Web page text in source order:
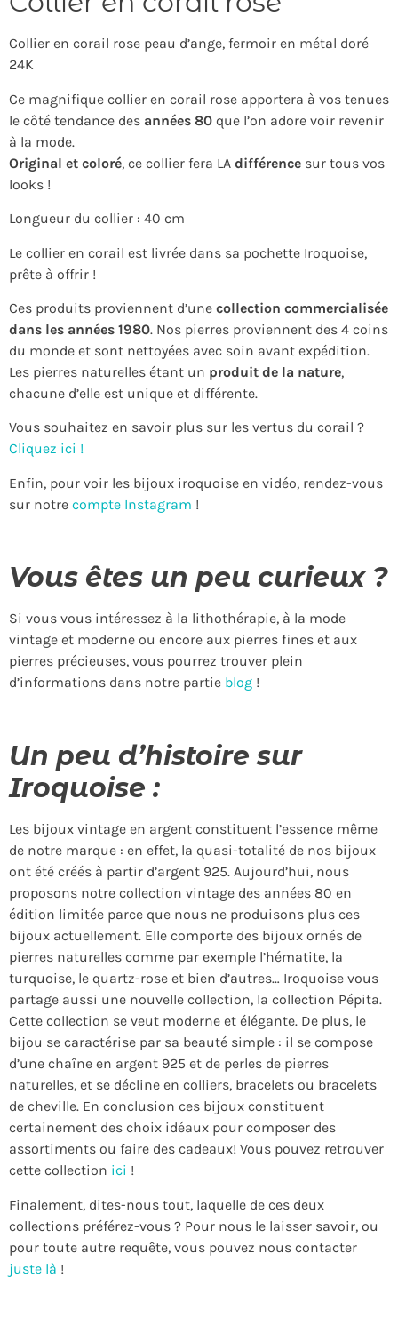
Collier en corail rose peau d’ange, fermoir en métal doré
24K
Ce magnifique collier en corail rose apportera à vos tenues
le côté tendance des années 80 que l’on adore voir revenir
à la mode.
Original et coloré, ce collier fera LA différence sur tous vos
looks !
Longueur du collier : 40 cm
Le collier en corail est livrée dans sa pochette Iroquoise,
prête à offrir !
Ces produits proviennent d’une collection commercialisée
dans les années 1980. Nos pierres proviennent des 4 coins
du monde et sont nettoyées avec soin avant expédition.
Les pierres naturelles étant un produit de la nature,
chacune d’elle est unique et différente.
Vous souhaitez en savoir plus sur les vertus du corail ?
Cliquez ici !
Enfin, pour voir les bijoux iroquoise en vidéo, rendez-vous
sur notre compte Instagram !
Vous êtes un peu curieux ?
Si vous vous intéressez à la lithothérapie, à la mode
vintage et moderne ou encore aux pierres fines et aux
pierres précieuses, vous pourrez trouver plein
d’informations dans notre partie blog !
Un peu d’histoire sur
Iroquoise :
Les bijoux vintage en argent constituent l’essence même
de notre marque : en effet, la quasi-totalité de nos bijoux
ont été créés à partir d’argent 925. Aujourd’hui, nous
proposons notre collection vintage des années 80 en
édition limitée parce que nous ne produisons plus ces
bijoux actuellement. Elle comporte des bijoux ornés de
pierres naturelles comme par exemple l’hématite, la
turquoise, le quartz-rose et bien d’autres… Iroquoise vous
partage aussi une nouvelle collection, la collection Pépita.
Cette collection se veut moderne et élégante. De plus, le
bijou se caractérise par sa beauté simple : il se compose
d’une chaîne en argent 925 et de perles de pierres
naturelles, et se décline en colliers, bracelets ou bracelets
de cheville. En conclusion ces bijoux constituent
certainement des choix idéaux pour composer des
assortiments ou faire des cadeaux! Vous pouvez retrouver
cette collection ici !
Finalement, dites-nous tout, laquelle de ces deux
collections préférez-vous ? Pour nous le laisser savoir, ou
pour toute autre requête, vous pouvez nous contacter
juste là !